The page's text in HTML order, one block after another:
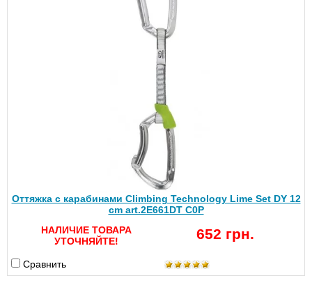
Оттяжка с карабинами Climbing Technology Lime Set DY 12
сm art.2E661DT C0P
НАЛИЧИЕ ТОВАРА
УТОЧНЯЙТЕ!
652 грн.
Сравнить